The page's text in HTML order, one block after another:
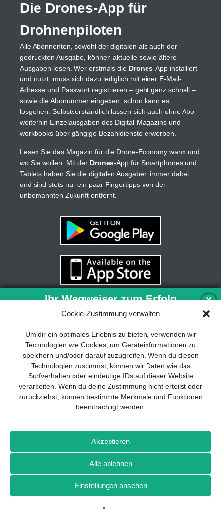
Cookie-Zustimmung verwalten
Um dir ein optimales Erlebnis zu bieten, verwenden wir
Technologien wie Cookies, um Geräteinformationen zu
speichern und/oder darauf zuzugreifen. Wenn du diesen
Technologien zustimmst, können wir Daten wie das
Surfverhalten oder eindeutige IDs auf dieser Website
verarbeiten. Wenn du deine Zustimmung nicht erteilst oder
zurückziehst, können bestimmte Merkmale und Funktionen
beeinträchtigt werden.
Akzeptieren
Alle ablehnen
Einstellungen ansehen
Die Drones-App für
Drohnenpiloten
Alle Abonnenten, sowohl der digitalen als auch der
gedruckten Ausgabe, können aktuelle sowie ältere
Ausgaben lesen. Wer erstmals die Drones-App installiert
und nutzt, muss sich dazu lediglich mit einer E-Mail-
Adresse und Passwort registrieren – geht ganz schnell –
sowie die Abonummer eingeben, schon kann es
losgehen. Selbstverständlich lassen sich auch ohne Abo
weiterhin Einzelausgaben des Digital-Magazins und
workbooks über gängige Bezahldienste erwerben.
Lesen Sie das Magazin für die Drone-Economy wann und
wo Sie wollen. Mit der Drones-App für Smartphones und
Tablets haben Sie die digitalen Ausgaben immer dabei
und sind stets nur ein paar Fingertipps von der
unbemannten Zukunft entfernt.
Impressum Datenschutz Kontakt Drones+
Magazin-
Mediadaten
Weitere Magazine von Wellhausen & Marquardt Medien
X
Ihr Wegweiser zum Erfolg
nachhaltigen Geschäftsmodells sind für
jedes Unternehmen unverzichtbar. Das
Business Model Canvas hilft, sich dabei
auf das Wesentliche zu konzentrieren
und stets im Blick zu behalten, worauf es
wirklich ankommt.
Abonnieren Sie unseren kostenlosen
herunter: „Vom Produkt zum Business:
NEWSLETTER-ANMELDUNG